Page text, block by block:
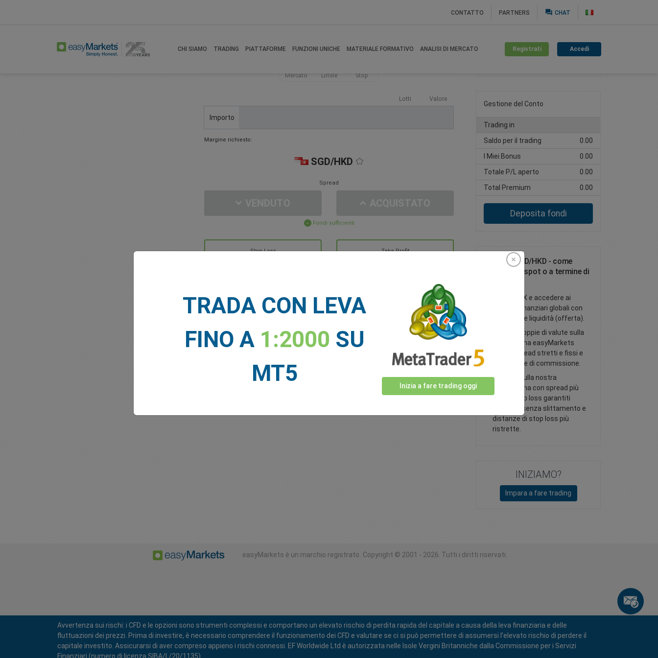
CONTATTO PARTNERS question_answer CHAT
CHI SIAMO TRADING PIATTAFORME FUNZIONI UNICHE MATERIALE FORMATIVO ANALISI DI MERCATO Registrati Accedi
Mercato Limite Stop
Lotti Valore
Importo
Margine richiesto:
SGD/HKD
Spread
Fondi sufficienti
Stop Loss Take Profit
Crea un conto di trading
Gestione del Conto
Trading in
Saldo per il trading
0.00
I Miei Bonus
0.00
Totale P/L aperto
0.00
Total Premium
0.00
Deposita fondi
Negozia SGD/HKD - come
operazione spot o a termine di
Negozia FX e accedere ai
mercati finanziari globali con
una grande liquidità (offerta).
Tutte le coppie di valute sulla
piattaforma easyMarkets
hanno spread stretti e fissi e
zero spese di commissione.
Negozia sulla nostra
piattaforma con spread più
bassi, stop loss garantiti
opzionali senza slittamento e
distanze di stop loss più
ristrette.
INIZIAMO?
Impara a fare trading
easyMarkets è un marchio registrato. Copyright © 2001 - 2026. Tutti i diritti riservati.
TRADA CON LEVA
FINO A 1:2000 SU
MT5
Inizia a fare trading oggi
Avvertenza sui rischi: i CFD e le opzioni sono strumenti complessi e comportano un elevato rischio di perdita rapida del capitale a causa della leva finanziaria e delle
fluttuazioni dei prezzi. Prima di investire, è necessario comprendere il funzionamento dei CFD e valutare se ci si può permettere di assumersi l’elevato rischio di perdere il
capitale investito. Assicurarsi di aver compreso appieno i rischi connessi. EF Worldwide Ltd è autorizzata nelle Isole Vergini Britanniche dalla Commissione per i Servizi
Finanziari (numero di licenza SIBA/L/20/1135).